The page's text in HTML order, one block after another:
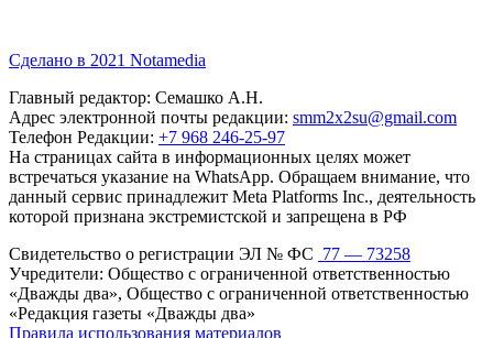
Сделано в 2021 Notamedia
Главный редактор: Семашко А.Н.
Адрес электронной почты редакции: smm2x2su@gmail.com
Телефон Редакции: +7 968 246-25-97
На страницах сайта в информационных целях может
встречаться указание на WhatsApp. Обращаем внимание, что
данный сервис принадлежит Meta Platforms Inc., деятельность
которой признана экстремистской и запрещена в РФ
Свидетельство о регистрации ЭЛ № ФС 77 — 73258
Учредители: Общество с ограниченной ответственностью
«Дважды два», Общество с ограниченной ответственностью
«Редакция газеты «Дважды два»
Правила использования материалов